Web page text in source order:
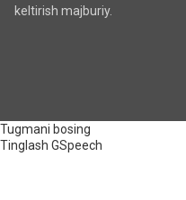
keltirish majburiy.
Tugmani bosing
Tinglash GSpeech